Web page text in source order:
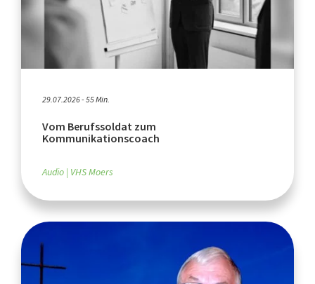
29.07.2026 - 55 Min.
Vom Berufssoldat zum
Kommunikationscoach
Audio VHS Moers